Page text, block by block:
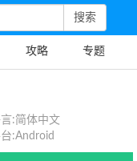
搜索
攻略 专题
:简体中文
:Android